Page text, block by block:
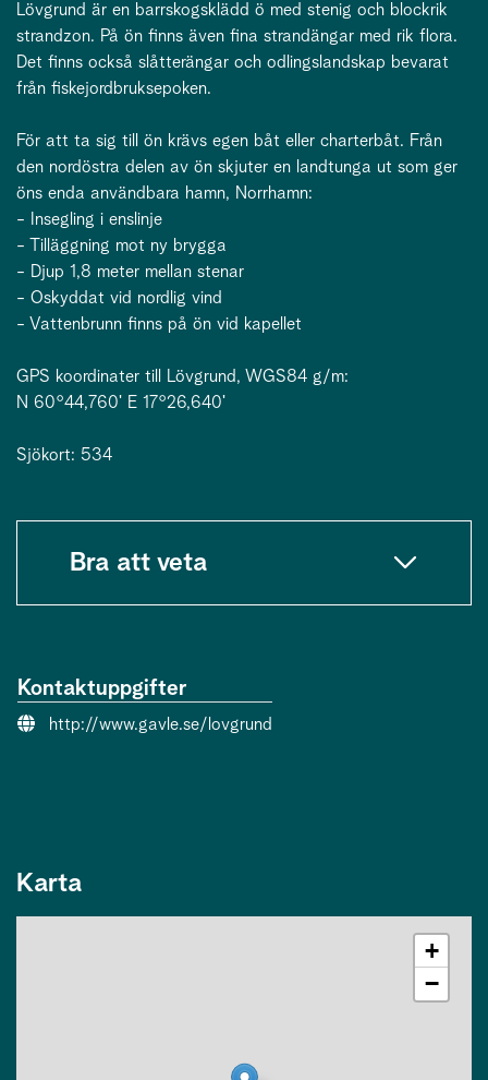
Lövgrund är en barrskogsklädd ö med stenig och blockrik
strandzon. På ön finns även fina strandängar med rik flora.
Det finns också slåtterängar och odlingslandskap bevarat
från fiskejordbruksepoken.
För att ta sig till ön krävs egen båt eller charterbåt. Från
den nordöstra delen av ön skjuter en landtunga ut som ger
öns enda användbara hamn, Norrhamn:
- Insegling i enslinje
- Tilläggning mot ny brygga
- Djup 1,8 meter mellan stenar
- Oskyddat vid nordlig vind
- Vattenbrunn finns på ön vid kapellet
GPS koordinater till Lövgrund, WGS84 g/m:
N 60°44,760ʹ E 17°26,640ʹ
Sjökort: 534
Bra att veta
Kontaktuppgifter
Webbsida:
http://www.gavle.se/lovgrund
Karta
+
−